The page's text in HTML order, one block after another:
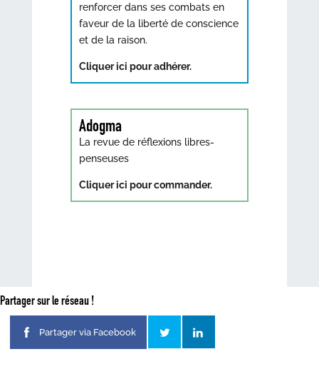
renforcer dans ses combats en
faveur de la liberté de conscience
et de la raison.
Cliquer ici pour adhérer.
Adogma
La revue de réflexions libres-
penseuses
Cliquer ici pour commander.
Partager sur le réseau !
Partager via Facebook